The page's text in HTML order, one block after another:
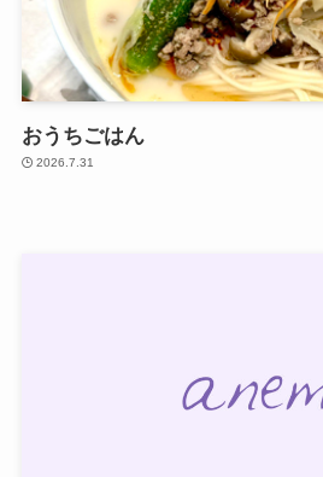
おうちごはん
2026.7.31